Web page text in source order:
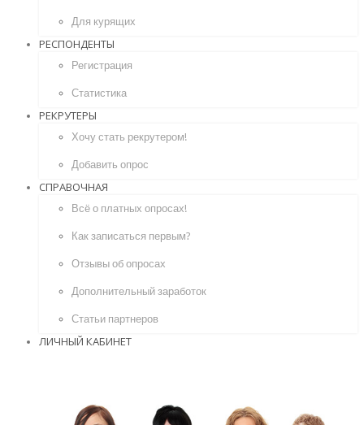
Для курящих
РЕСПОНДЕНТЫ
Регистрация
Статистика
РЕКРУТЕРЫ
Хочу стать рекрутером!
Добавить опрос
СПРАВОЧНАЯ
Всё о платных опросах!
Как записаться первым?
Отзывы об опросах
Дополнительный заработок
Статьи партнеров
ЛИЧНЫЙ КАБИНЕТ